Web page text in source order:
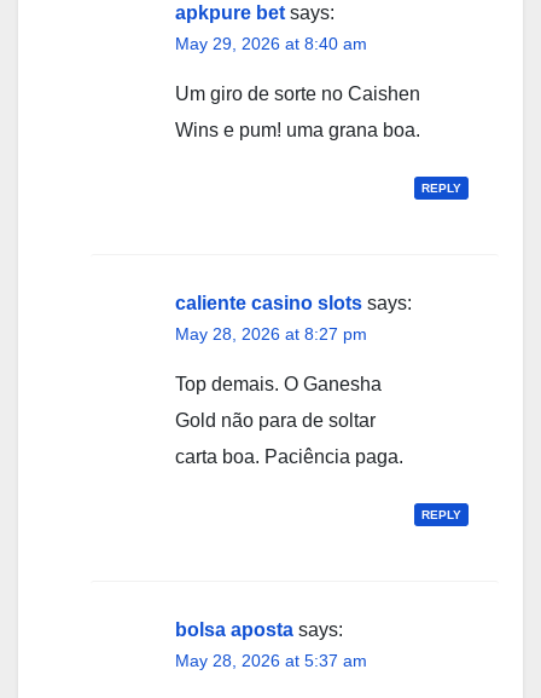
apkpure bet says:
May 29, 2026 at 8:40 am
Um giro de sorte no Caishen
Wins e pum! uma grana boa.
REPLY
caliente casino slots says:
May 28, 2026 at 8:27 pm
Top demais. O Ganesha
Gold não para de soltar
carta boa. Paciência paga.
REPLY
bolsa aposta says:
May 28, 2026 at 5:37 am